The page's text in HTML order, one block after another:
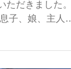
われたこ